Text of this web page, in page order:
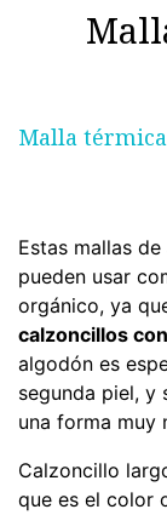
Malla
Estas mallas
pueden usar
orgánico, ya
calzoncillos
algodón es
segunda piel, y
una forma muy
Calzoncillo
que es el color